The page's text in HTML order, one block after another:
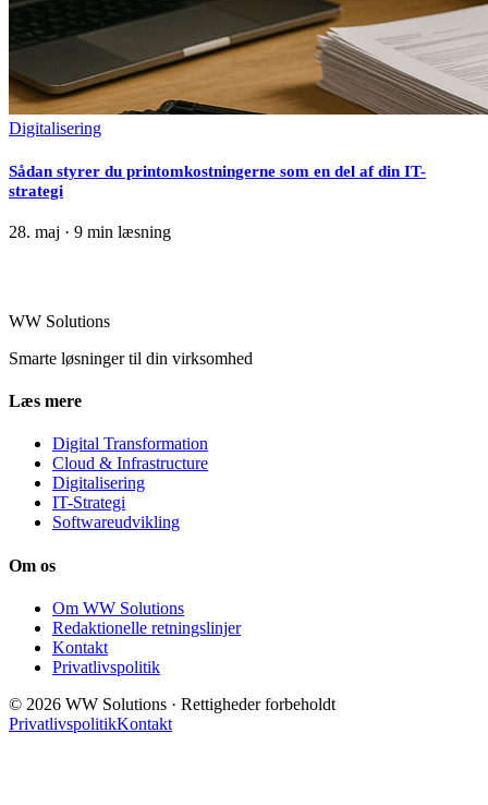
Digitalisering
Sådan styrer du printomkostningerne som en del af din IT-
strategi
28. maj · 9 min læsning
WW Solutions
Smarte løsninger til din virksomhed
Læs mere
Digital Transformation
Cloud & Infrastructure
Digitalisering
IT-Strategi
Softwareudvikling
Om os
Om WW Solutions
Redaktionelle retningslinjer
Kontakt
Privatlivspolitik
© 2026 WW Solutions · Rettigheder forbeholdt
PrivatlivspolitikKontakt